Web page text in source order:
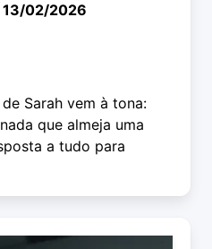
13/02/2026
Sarah vem à tona:
que almeja uma
a tudo para